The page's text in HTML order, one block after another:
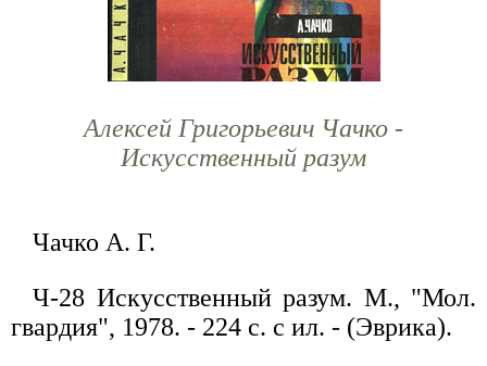
Алексей Григорьевич Чачко -
Искусственный разум
Чачко А. Г.
Ч-28 Искусственный разум. М., "Мол.
гвардия", 1978. - 224 с. с ил. - (Эврика).